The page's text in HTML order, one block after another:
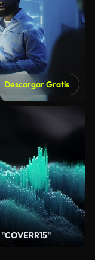
Descargar Gratis
"COVERR15"